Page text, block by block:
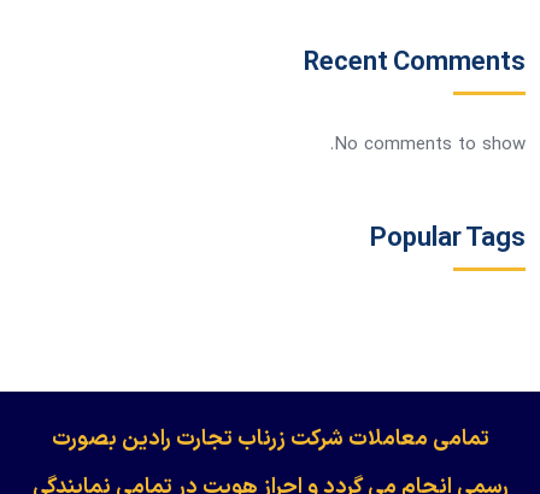
Recent Comments
No comments to show.
Popular Tags
​​​​​​تمامی معاملات شرکت زرناب تجارت رادین بصورت
رسمی انجام می گردد و احراز هویت در تمامی نمایندگی